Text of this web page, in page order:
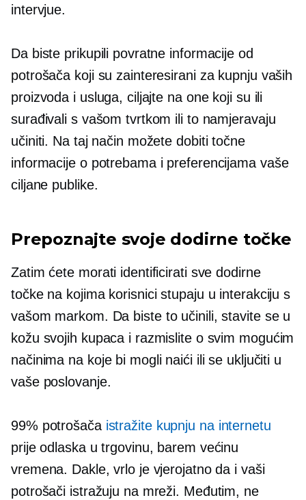
intervjue.
Da biste prikupili povratne informacije od
potrošača koji su zainteresirani za kupnju vaših
proizvoda i usluga, ciljajte na one koji su ili
surađivali s vašom tvrtkom ili to namjeravaju
učiniti. Na taj način možete dobiti točne
informacije o potrebama i preferencijama vaše
ciljane publike.
Prepoznajte svoje dodirne točke
Zatim ćete morati identificirati sve dodirne
točke na kojima korisnici stupaju u interakciju s
vašom markom. Da biste to učinili, stavite se u
kožu svojih kupaca i razmislite o svim mogućim
načinima na koje bi mogli naići ili se uključiti u
vaše poslovanje.
99% potrošača istražite kupnju na internetu
prije odlaska u trgovinu, barem većinu
vremena. Dakle, vrlo je vjerojatno da i vaši
potrošači istražuju na mreži. Međutim, ne